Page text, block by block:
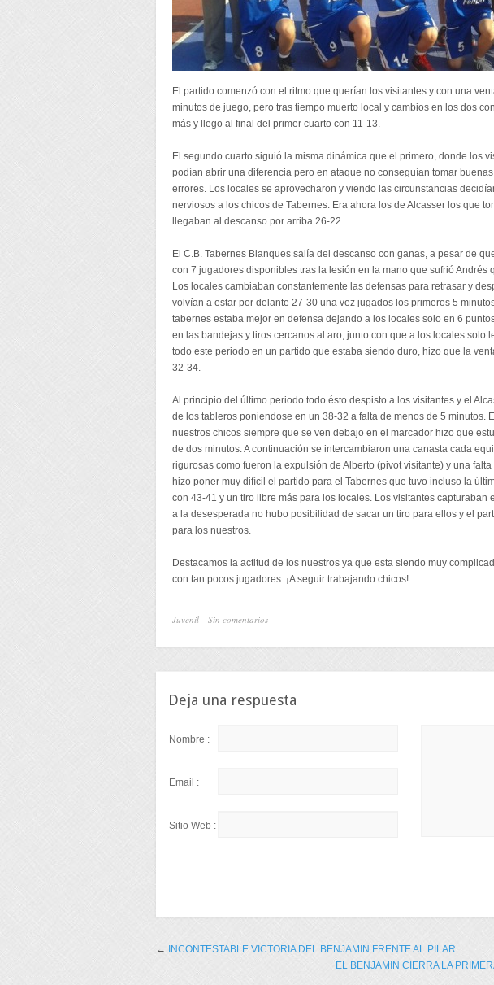
El partido comenzó con el ritmo que querían los visitantes y con una
minutos de juego, pero tras tiempo muerto local y cambios en los dos
más y llego al final del primer cuarto con 11-13.
El segundo cuarto siguió la misma dinámica que el primero, donde los
podían abrir una diferencia pero en ataque no conseguían tomar
errores. Los locales se aprovecharon y viendo las circunstancias
nerviosos a los chicos de Tabernes. Era ahora los de Alcasser los que
llegaban al descanso por arriba 26-22.
El C.B. Tabernes Blanques salía del descanso con ganas, a pesar de
con 7 jugadores disponibles tras la lesión en la mano que sufrió Andrés
Los locales cambiaban constantemente las defensas para retrasar y
volvían a estar por delante 27-30 una vez jugados los primeros 5
tabernes estaba mejor en defensa dejando a los locales solo en 6
en las bandejas y tiros cercanos al aro, junto con que a los locales solo
todo este periodo en un partido que estaba siendo duro, hizo que la
32-34.
Al principio del último periodo todo ésto despisto a los visitantes y el
de los tableros poniendose en un 38-32 a falta de menos de 5 minutos.
nuestros chicos siempre que se ven debajo en el marcador hizo que
de dos minutos. A continuación se intercambiaron una canasta cada
rigurosas como fueron la expulsión de Alberto (pivot visitante) y una
hizo poner muy difícil el partido para el Tabernes que tuvo incluso la
con 43-41 y un tiro libre más para los locales. Los visitantes capturaban
a la desesperada no hubo posibilidad de sacar un tiro para ellos y el
para los nuestros.
Destacamos la actitud de los nuestros ya que esta siendo muy
con tan pocos jugadores. ¡A seguir trabajando chicos!
Juvenil Sin comentarios
Deja una respuesta
Nombre :
Email :
Sitio Web :
←
INCONTESTABLE VICTORIA DEL BENJAMIN FRENTE AL PILAR
EL BENJAMIN CIERRA LA